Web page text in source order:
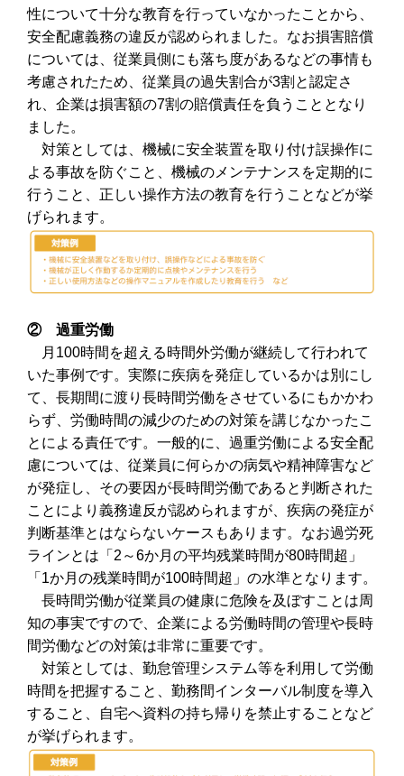
性について十分な教育を行っていなかったことから、
安全配慮義務の違反が認められました。なお損害賠償
については、従業員側にも落ち度があるなどの事情も
考慮されたため、従業員の過失割合が3割と認定さ
れ、企業は損害額の7割の賠償責任を負うこととなり
ました。
対策としては、機械に安全装置を取り付け誤操作に
よる事故を防ぐこと、機械のメンテナンスを定期的に
行うこと、正しい操作方法の教育を行うことなどが挙
げられます。
② 過重労働
月100時間を超える時間外労働が継続して行われて
いた事例です。実際に疾病を発症しているかは別にし
て、長期間に渡り長時間労働をさせているにもかかわ
らず、労働時間の減少のための対策を講じなかったこ
とによる責任です。一般的に、過重労働による安全配
慮については、従業員に何らかの病気や精神障害など
が発症し、その要因が長時間労働であると判断された
ことにより義務違反が認められますが、疾病の発症が
判断基準とはならないケースもあります。なお過労死
ラインとは「2～6か月の平均残業時間が80時間超」
「1か月の残業時間が100時間超」の水準となります。
長時間労働が従業員の健康に危険を及ぼすことは周
知の事実ですので、企業による労働時間の管理や長時
間労働などの対策は非常に重要です。
対策としては、勤怠管理システム等を利用して労働
時間を把握すること、勤務間インターバル制度を導入
すること、自宅へ資料の持ち帰りを禁止することなど
が挙げられます。